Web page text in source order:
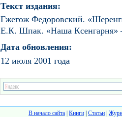
Текст издания:
Гжегож Федоровский.
E.К. Шпак. «Наша Ксенгарня»
Дата обновления:
12 июля 2001 года
В начало сайта Книги Статьи